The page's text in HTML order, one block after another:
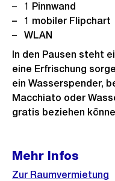
1 Pinnwand
1 mobiler Flipchart
WLAN
In den Pausen steht
eine Erfrischung
ein Wasserspender,
Macchiato oder
gratis beziehen
Mehr Infos
Zur Raumvermietung